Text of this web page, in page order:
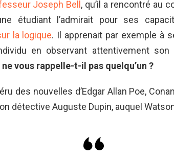
Joseph Bell , qu’il a rencontré au
étudiant l’admirait pour ses
la logique. Il apprenait par exemple à
en observant attentivement
ne vous rappelle-t-il pas quelqu’un ?
des nouvelles d’Edgar Allan Poe,
détective Auguste Dupin, auquel